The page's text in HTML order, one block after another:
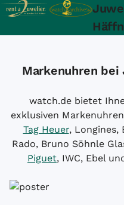
Markenuhren
watch.de bietet
exklusiven
Tag Heuer, Longines,
Rado, Bruno Söhnle
Piguet, IWC, Ebel